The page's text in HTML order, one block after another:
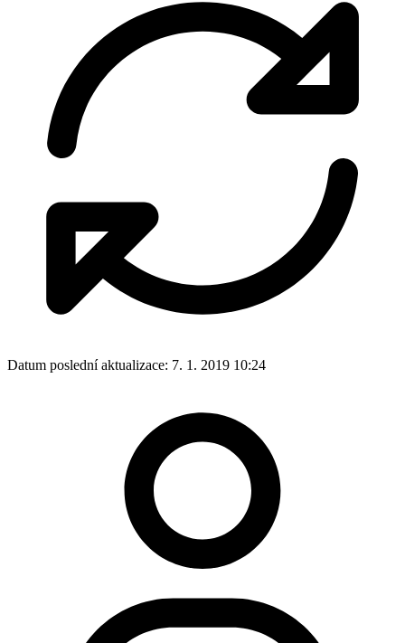
Datum poslední aktualizace: 7. 1. 2019 10:24